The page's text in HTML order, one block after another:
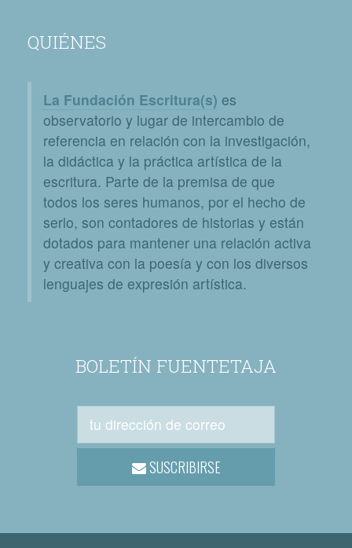
QUIÉNES
La Fundación Escritura(s) es
observatorio y lugar de intercambio de
referencia en relación con la investigación,
la didáctica y la práctica artística de la
escritura. Parte de la premisa de que
todos los seres humanos, por el hecho de
serlo, son contadores de historias y están
dotados para mantener una relación activa
y creativa con la poesía y con los diversos
lenguajes de expresión artística.
BOLETÍN FUENTETAJA
SUSCRIBIRSE